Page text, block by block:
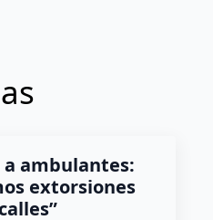
ambulantes:
extorsiones